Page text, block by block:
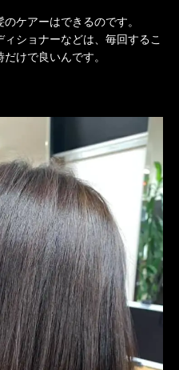
ケアーはできるのです。
ショナーなどは、毎回するこ
けで良いんです。